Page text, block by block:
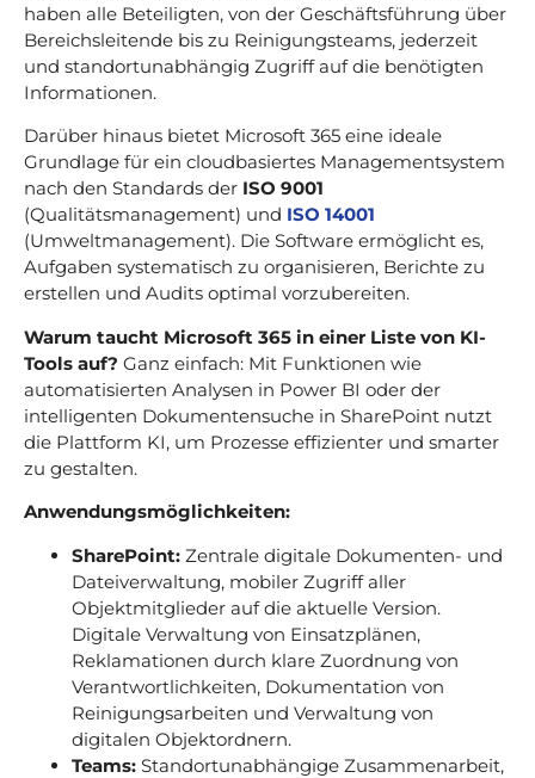
haben alle Beteiligten, von der Geschäftsführung über
Bereichsleitende bis zu Reinigungsteams, jederzeit
und standortunabhängig Zugriff auf die benötigten
Informationen.
Darüber hinaus bietet Microsoft 365 eine ideale
Grundlage für ein cloudbasiertes Managementsystem
nach den Standards der ISO 9001
(Qualitätsmanagement) und ISO 14001
(Umweltmanagement). Die Software ermöglicht es,
Aufgaben systematisch zu organisieren, Berichte zu
erstellen und Audits optimal vorzubereiten.
Warum taucht Microsoft 365 in einer Liste von KI-
Tools auf? Ganz einfach: Mit Funktionen wie
automatisierten Analysen in Power BI oder der
intelligenten Dokumentensuche in SharePoint nutzt
die Plattform KI, um Prozesse effizienter und smarter
zu gestalten.
Anwendungsmöglichkeiten:
SharePoint: Zentrale digitale Dokumenten- und
Dateiverwaltung, mobiler Zugriff aller
Objektmitglieder auf die aktuelle Version.
Digitale Verwaltung von Einsatzplänen,
Reklamationen durch klare Zuordnung von
Verantwortlichkeiten, Dokumentation von
Reinigungsarbeiten und Verwaltung von
digitalen Objektordnern.
Teams: Standortunabhängige Zusammenarbeit,